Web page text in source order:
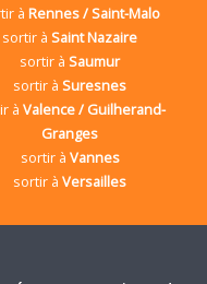
àRennes / Saint-Malo
sortir àSaint Nazaire
sortir àSaumur
sortir àSuresnes
àValence / Guilherand-
Granges
sortir à Vannes
sortir àVersailles